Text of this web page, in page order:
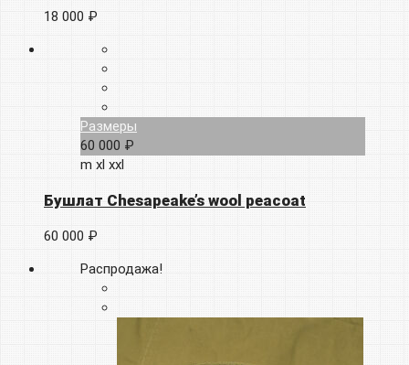
18 000 ₽
Размеры
60 000 ₽
m xl xxl
Бушлат Chesapeake’s wool peacoat
60 000 ₽
Распродажа!